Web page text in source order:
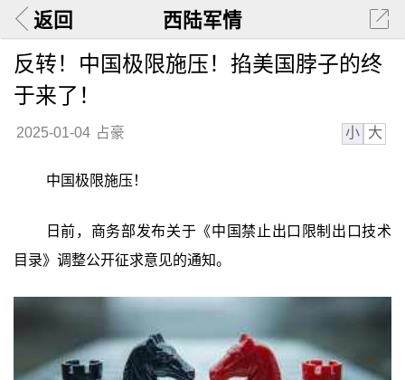
返回 西陆军情
反转！中国极限施压！掐美国脖子的终
于来了！
2025-01-04 占豪 小 大
中国极限施压！
日前，商务部发布关于《中国禁止出口限制出口技术
目录》调整公开征求意见的通知。